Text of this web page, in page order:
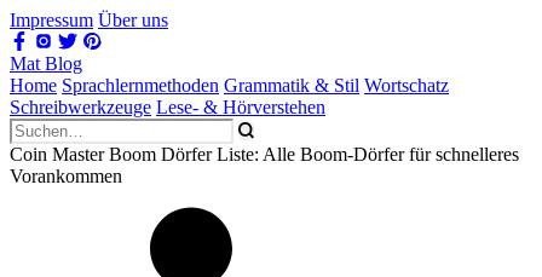
Impressum Über uns
Mat Blog
Home Sprachlernmethoden Grammatik & Stil Wortschatz
Schreibwerkzeuge Lese- & Hörverstehen
Coin Master Boom Dörfer Liste: Alle Boom-Dörfer für schnelleres
Vorankommen